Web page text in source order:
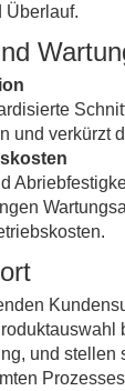
Überlauf.
und verkürzt
und stellen